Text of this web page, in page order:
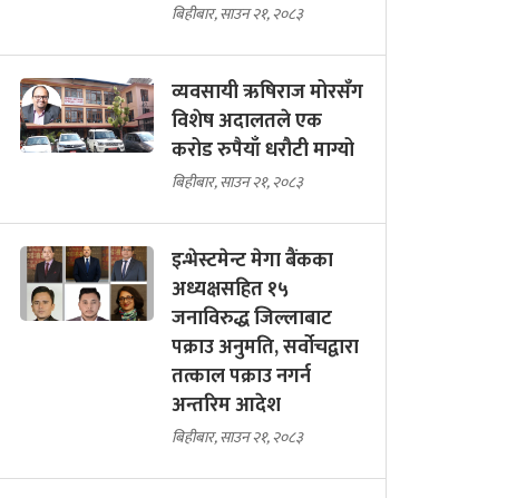
बिहीबार, साउन २१, २०८३
व्यवसायी ऋषिराज मोरसँग
विशेष अदालतले एक
करोड रुपैयाँ धरौटी माग्यो
बिहीबार, साउन २१, २०८३
इन्भेस्टमेन्ट मेगा बैंकका
अध्यक्षसहित १५
जनाविरुद्ध जिल्लाबाट
पक्राउ अनुमति, सर्वोचद्वारा
तत्काल पक्राउ नगर्न
अन्तरिम आदेश
बिहीबार, साउन २१, २०८३